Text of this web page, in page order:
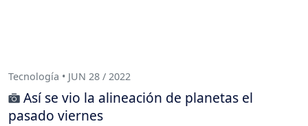
Tecnología • JUN 28 / 2022
Así se vio la alineación de planetas el
pasado viernes